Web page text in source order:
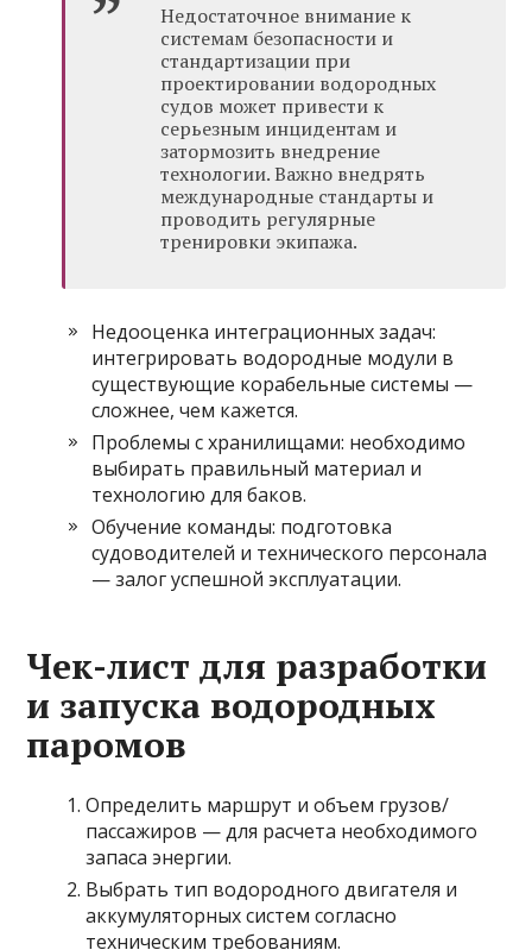
Недостаточное внимание к
системам безопасности и
стандартизации при
проектировании водородных
судов может привести к
серьезным инцидентам и
затормозить внедрение
технологии. Важно внедрять
международные стандарты и
проводить регулярные
тренировки экипажа.
Недооценка интеграционных задач:
интегрировать водородные модули в
существующие корабельные системы —
сложнее, чем кажется.
Проблемы с хранилищами: необходимо
выбирать правильный материал и
технологию для баков.
Обучение команды: подготовка
судоводителей и технического персонала
— залог успешной эксплуатации.
Чек-лист для разработки
и запуска водородных
паромов
Определить маршрут и объем грузов/
пассажиров — для расчета необходимого
запаса энергии.
Выбрать тип водородного двигателя и
аккумуляторных систем согласно
техническим требованиям.